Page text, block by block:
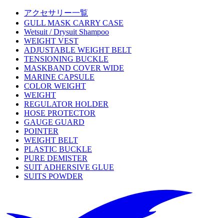
アクセサリー一覧
GULL MASK CARRY CASE
Wetsuit / Drysuit Shampoo
WEIGHT VEST
ADJUSTABLE WEIGHT BELT
TENSIONING BUCKLE
MASKBAND COVER WIDE
MARINE CAPSULE
COLOR WEIGHT
WEIGHT
REGULATOR HOLDER
HOSE PROTECTOR
GAUGE GUARD
POINTER
WEIGHT BELT
PLASTIC BUCKLE
PURE DEMISTER
SUIT ADHERSIVE GLUE
SUITS POWDER